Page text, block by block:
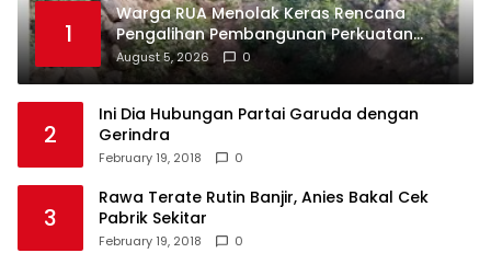
1
Warga RUA Menolak Keras Rencana
Pengalihan Pembangunan Perkuatan
Tebing Pengendali Sedimen
August 5, 2026 0
2
Ini Dia Hubungan Partai Garuda dengan
Gerindra
February 19, 2018 0
3
Rawa Terate Rutin Banjir, Anies Bakal Cek
Pabrik Sekitar
February 19, 2018 0